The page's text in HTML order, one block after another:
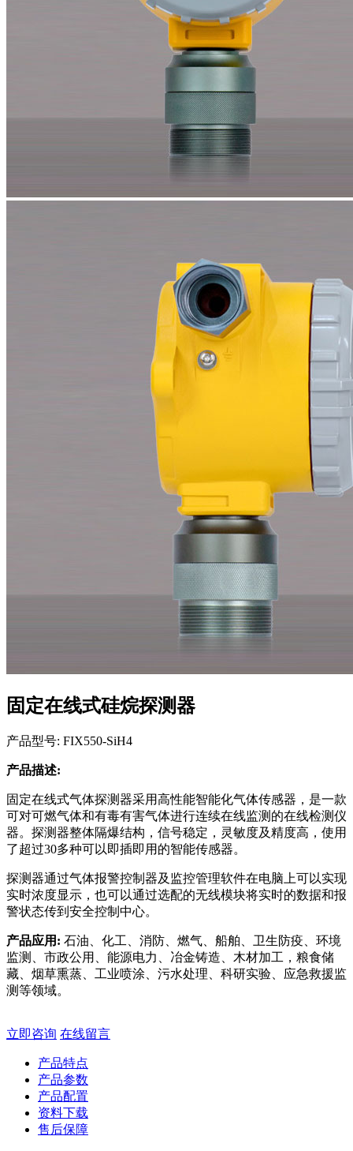
固定在线式硅烷探测器
产品型号: FIX550-SiH4
产品描述:
固定在线式气体探测器采用高性能智能化气体传感器，是一款
可对可燃气体和有毒有害气体进行连续在线监测的在线检测仪
器。探测器整体隔爆结构，信号稳定，灵敏度及精度高，使用
了超过30多种可以即插即用的智能传感器。
探测器通过气体报警控制器及监控管理软件在电脑上可以实现
实时浓度显示，也可以通过选配的无线模块将实时的数据和报
警状态传到安全控制中心。
产品应用: 石油、化工、消防、燃气、船舶、卫生防疫、环境
监测、市政公用、能源电力、冶金铸造、木材加工，粮食储
藏、烟草熏蒸、工业喷涂、污水处理、科研实验、应急救援监
测等领域。
立即咨询 在线留言
产品特点
产品参数
产品配置
资料下载
售后保障